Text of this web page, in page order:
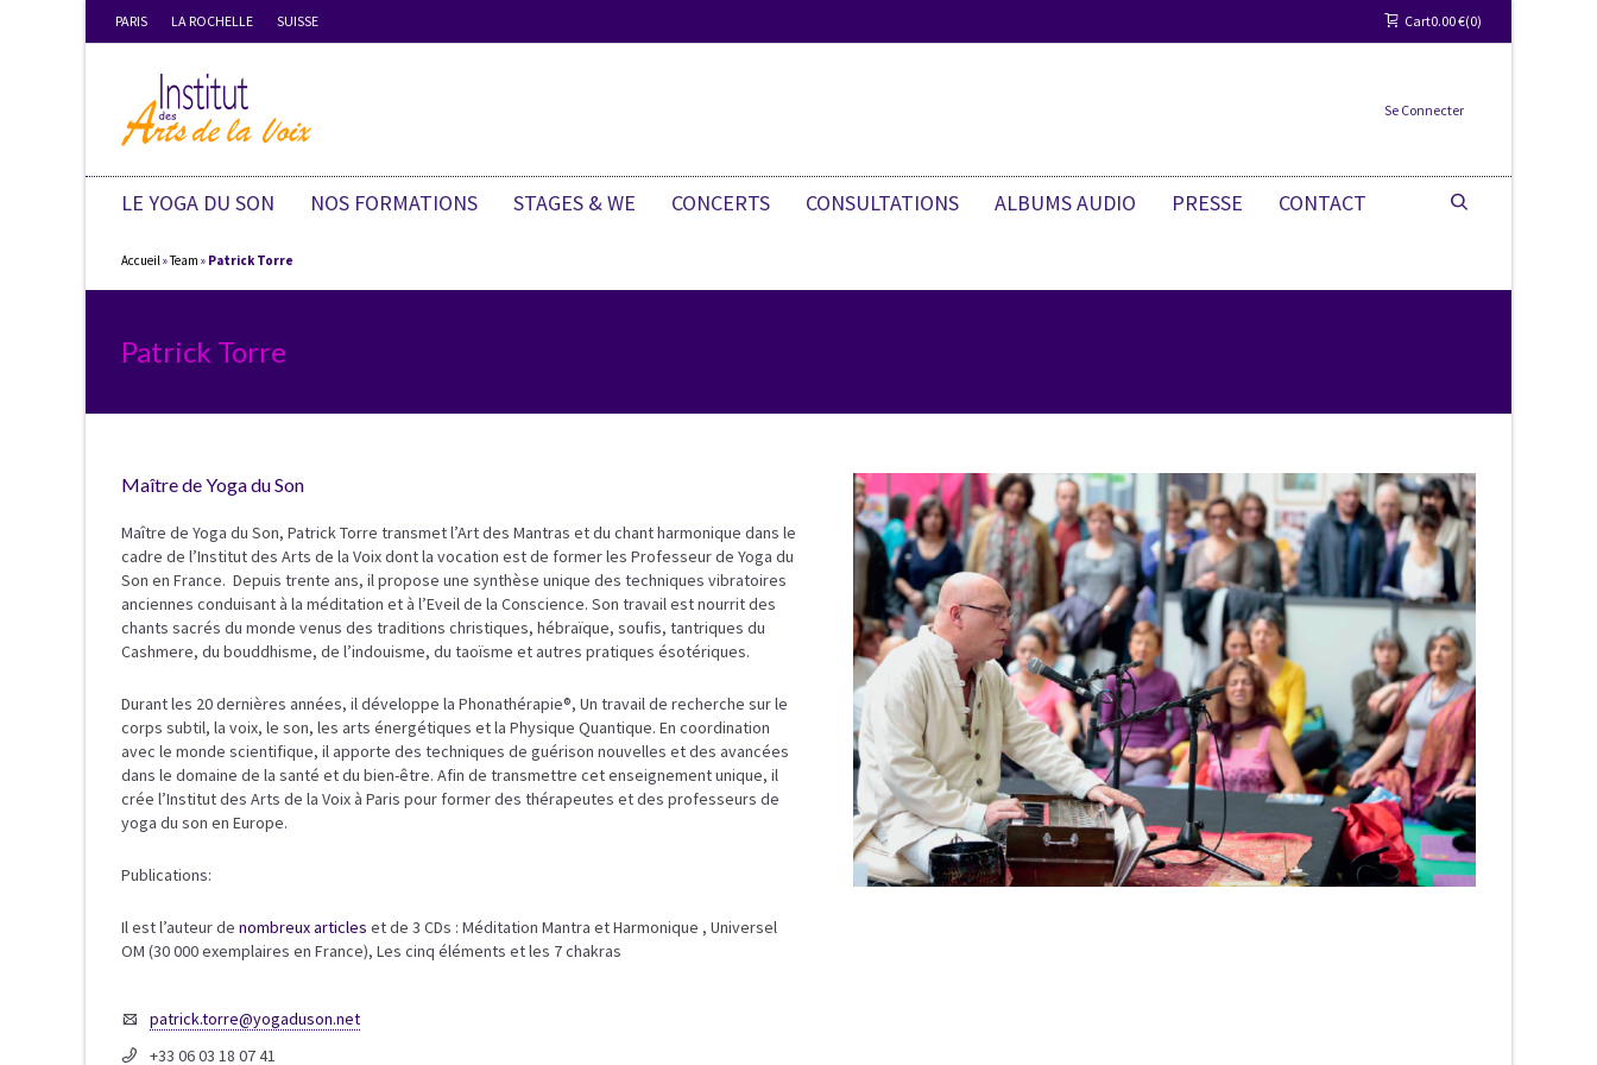
PARIS LA ROCHELLE SUISSE Cart0.00€ 0
Se Connecter
LE YOGA DU SON NOS FORMATIONS STAGES & WE CONCERTS CONSULTATIONS ALBUMS AUDIO PRESSE CONTACT
Accueil»Team » Patrick Torre
Patrick Torre
Maître de Yoga du Son
Maître de Yoga du Son, Patrick Torre transmet l’Art des Mantras et du chant harmonique dans le
cadre de l’Institut des Arts de la Voix dont la vocation est de former les Professeur de Yoga du
Son en France. Depuis trente ans, il propose une synthèse unique des techniques vibratoires
anciennes conduisant à la méditation et à l’Eveil de la Conscience. Son travail est nourrit des
chants sacrés du monde venus des traditions christiques, hébraïque, soufis, tantriques du
Cashmere, du bouddhisme, de l’indouisme, du taoïsme et autres pratiques ésotériques.
Durant les 20 dernières années, il développe la Phonathérapie®, Un travail de recherche sur le
corps subtil, la voix, le son, les arts énergétiques et la Physique Quantique. En coordination
avec le monde scientifique, il apporte des techniques de guérison nouvelles et des avancées
dans le domaine de la santé et du bien-être. Afin de transmettre cet enseignement unique, il
crée l’Institut des Arts de la Voix à Paris pour former des thérapeutes et des professeurs de
yoga du son en Europe.
Publications:
Il est l’auteur de nombreux articles et de 3 CDs : Méditation Mantra et Harmonique , Universel
OM (30 000 exemplaires en France), Les cinq éléments et les 7 chakras
patrick.torre@yogaduson.net
+33 06 03 18 07 41